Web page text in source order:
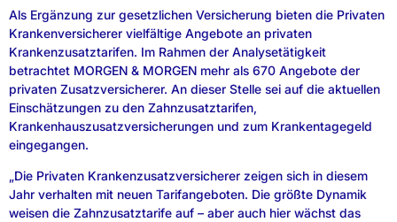
Als Ergänzung zur gesetzlichen Versicherung bieten die Privaten
Krankenversicherer vielfältige Angebote an privaten
Krankenzusatztarifen. Im Rahmen der Analysetätigkeit
betrachtet MORGEN & MORGEN mehr als 670 Angebote der
privaten Zusatzversicherer. An dieser Stelle sei auf die aktuellen
Einschätzungen zu den Zahnzusatztarifen,
Krankenhauszusatzversicherungen und zum Krankentagegeld
eingegangen.
„Die Privaten Krankenzusatzversicherer zeigen sich in diesem
Jahr verhalten mit neuen Tarifangeboten. Die größte Dynamik
weisen die Zahnzusatztarife auf – aber auch hier wächst das